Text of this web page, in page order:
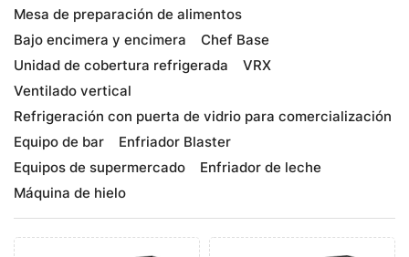
Mesa de preparación de alimentos
Bajo encimera y encimera
Chef Base
Unidad de cobertura refrigerada
VRX
Ventilado vertical
Refrigeración con puerta de vidrio para comercialización
Equipo de bar
Enfriador Blaster
Equipos de supermercado
Enfriador de leche
Máquina de hielo